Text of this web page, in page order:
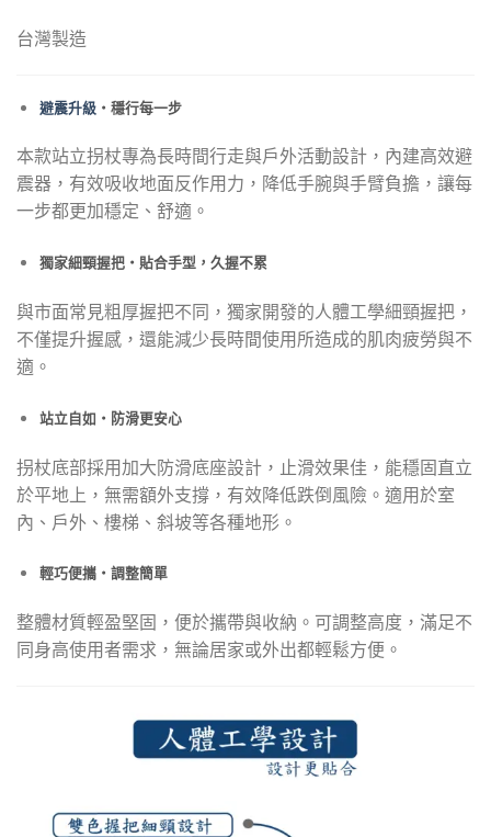
台灣製造
避震升級・穩行每一步
本款站立拐杖專為長時間行走與戶外活動設計，內建高效避
震器，有效吸收地面反作用力，降低手腕與手臂負擔，讓每
一步都更加穩定、舒適。
獨家細頸握把・貼合手型，久握不累
與市面常見粗厚握把不同，獨家開發的人體工學細頸握把，
不僅提升握感，還能減少長時間使用所造成的肌肉疲勞與不
適。
站立自如・防滑更安心
拐杖底部採用加大防滑底座設計，止滑效果佳，能穩固直立
於平地上，無需額外支撐，有效降低跌倒風險。適用於室
內、戶外、樓梯、斜坡等各種地形。
輕巧便攜・調整簡單
整體材質輕盈堅固，便於攜帶與收納。可調整高度，滿足不
同身高使用者需求，無論居家或外出都輕鬆方便。